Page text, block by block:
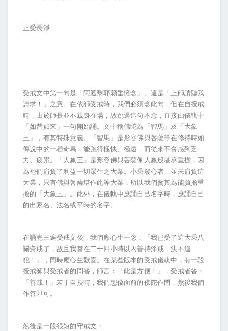
正受長淨
受戒文中第一句是「阿遮黎耶願垂憶念」。這是「上師請聽我
請求！」之意。在依師受戒時，我們必須念此句，但在自授戒
時，由於師長並不親身在場，故跳過這句不念，直接由儀軌中
「如昔如來」一句開始誦。文中稱佛陀為「智馬」及「大象
王」，有其特殊意義。「智馬」是形容佛與菩薩等在修持時如
傳說中的一種奇馬，能跑得極快、極遠，而從來不會感到乏
力、疲累。「大象王」是形容佛與菩薩像大象般堪承重擔，因
為祂們肩負了利益一切眾生之大業。小乘發心者，並未肩負這
大業，只有佛與菩薩堪作此等大業，所以我們贊其為能負擔重
擔的「大象王」。此外，在儀軌中應誦自己名字時，應誦自己
的出家名、法名或平時的名字。
在誦完三遍受戒文後，我們應心生一念：「我已受了這大乘八
關齋戒了，故且我當在二十四小時以內善持淨戒，決不違
犯！」，同時應心生歡喜。在某些版本的受戒儀軌中，有一段
授戒師與受戒者的問答，師言：「此是方便！」，受戒者答：
「善哉！」若于自授時，我們想像面前的佛陀作問，然後我們
作答即可。
然後是一段很短的守戒文：